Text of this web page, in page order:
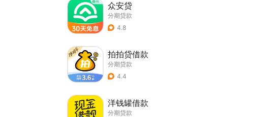
众安贷
分期贷款
4.8
拍拍贷借款
分期贷款
4.4
洋钱罐借款
分期贷款